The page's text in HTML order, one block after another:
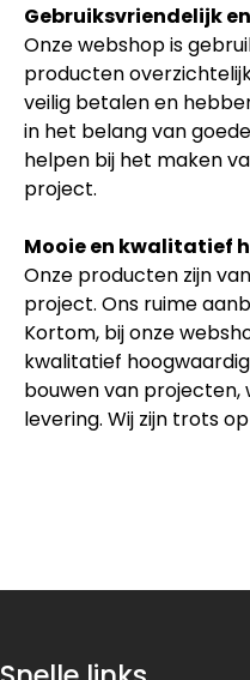
Gebruiksvriendelijk
Onze webshop is
producten
veilig betalen en
in het belang van
helpen bij het maken
project.
Mooie en kwalitatief
Onze producten zijn
project. Ons ruime
Kortom, bij onze
kwalitatief
bouwen van projecten,
levering. Wij zijn trots